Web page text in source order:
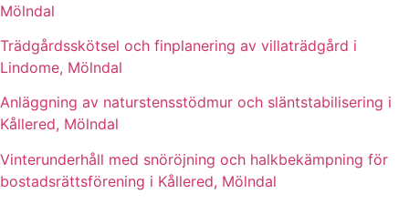
Mölndal
Trädgårdsskötsel och finplanering av villaträdgård i
Lindome, Mölndal
Anläggning av naturstensstödmur och släntstabilisering i
Kållered, Mölndal
Vinterunderhåll med snöröjning och halkbekämpning för
bostadsrättsförening i Kållered, Mölndal